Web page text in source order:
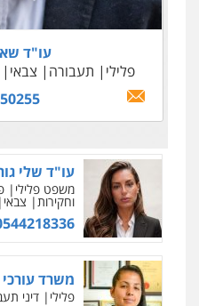
עו"ד
פלילי
תעבורה צבאי
עו"ד
פלילי תעבורה עורכי
עו"ד אסף
עו"ד שלי
משפט פלילי
וחקירות צבאי
משרד עורכי
פלילי דיני